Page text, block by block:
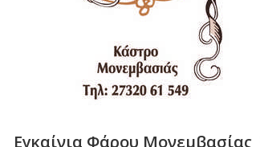
Εγκαίνια Φάρου Μονεμβασίας